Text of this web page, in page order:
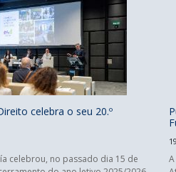
celebra o seu 20.º
celebrou, no passado dia 15 de